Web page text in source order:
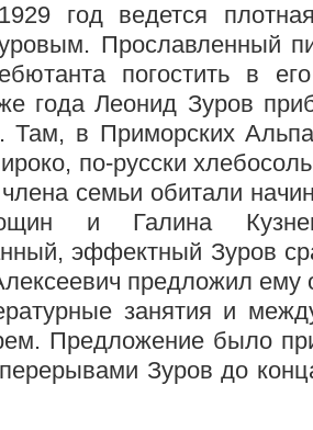
год ведется
Прославленный
пого­стить в
года Леонид Зуров
Там, в Приморских
по-русски
семьи обитали
и Галина
эффект­ный Зуров
предложил ему
занятия и
Предложение было
Зуров до